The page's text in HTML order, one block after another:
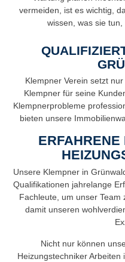
vermeiden, ist es wichtig,
wissen, was sie tun,
Klempner Verein setzt
Klempner für seine
Klempnerprobleme
bieten unsere
Unsere Klempner in
Qualifikationen jahrelange
Fachleute, um unser
damit unseren
Nicht nur können
Heizungstechniker